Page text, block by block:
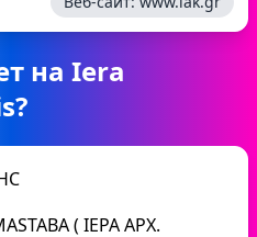
на Iera
( IEPA APX.